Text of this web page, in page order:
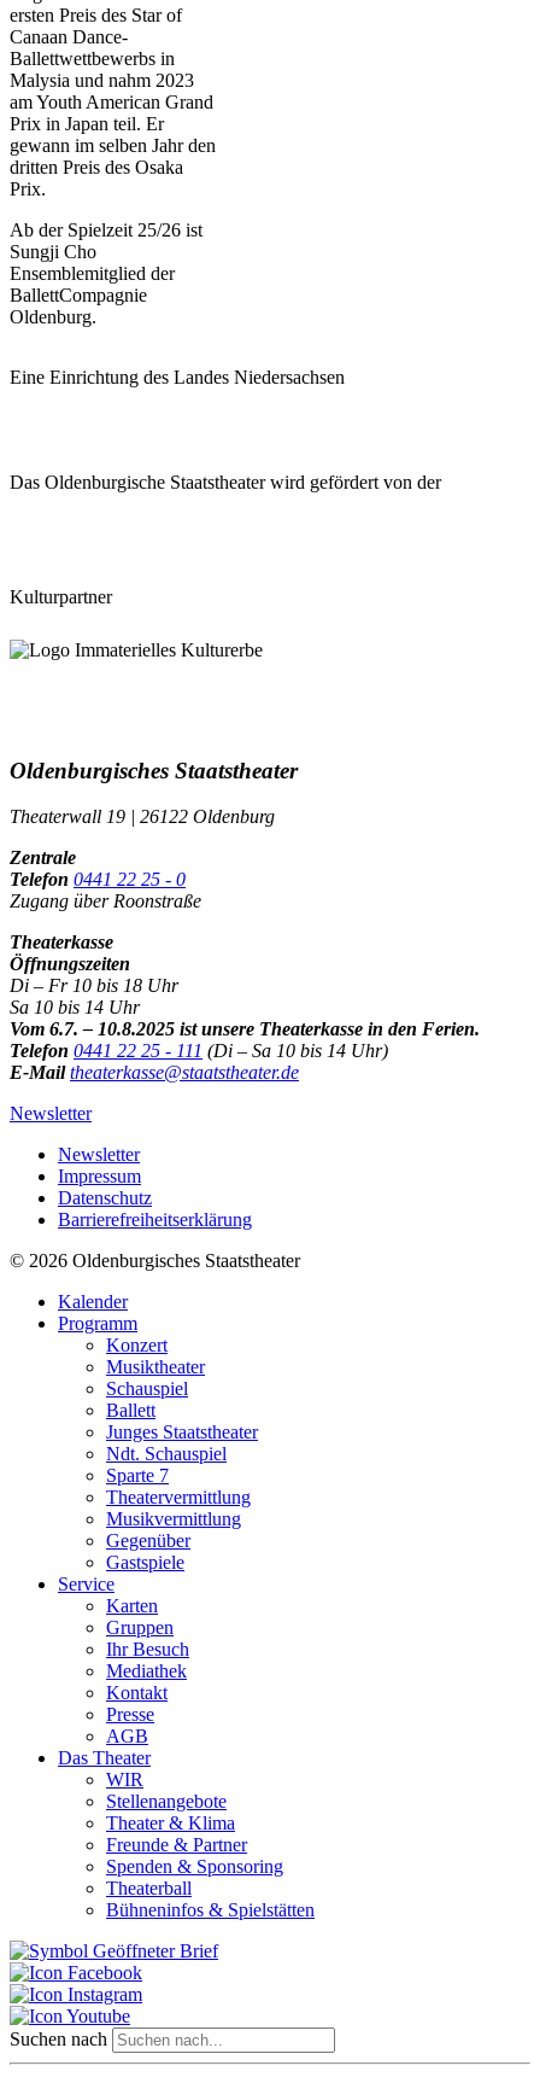
ersten Preis des Star of
Canaan Dance-
Ballettwettbewerbs in
Malysia und nahm 2023
am Youth American Grand
Prix in Japan teil. Er
gewann im selben Jahr den
dritten Preis des Osaka
Prix.
Ab der Spielzeit 25/26 ist
Sungji Cho
Ensemblemitglied der
BallettCompagnie
Oldenburg.
Eine Einrichtung des Landes Niedersachsen
Das Oldenburgische Staatstheater wird gefördert von der
Kulturpartner
Oldenburgisches Staatstheater
Theaterwall 19 | 26122 Oldenburg
Zentrale
Telefon 0441 22 25 - 0
Zugang über Roonstraße
Theaterkasse
Öffnungszeiten
Di – Fr 10 bis 18 Uhr
Sa 10 bis 14 Uhr
Vom 6.7. – 10.8.2025 ist unsere Theaterkasse in den Ferien.
Telefon 0441 22 25 - 111 (Di – Sa 10 bis 14 Uhr)
E-Mail theaterkasse@staatstheater.de
Newsletter
Newsletter
Impressum
Datenschutz
Barrierefreiheitserklärung
© 2026 Oldenburgisches Staatstheater
Kalender
Programm
Konzert
Musiktheater
Schauspiel
Ballett
Junges Staatstheater
Ndt. Schauspiel
Sparte 7
Theatervermittlung
Musikvermittlung
Gegenüber
Gastspiele
Service
Karten
Gruppen
Ihr Besuch
Mediathek
Kontakt
Presse
AGB
Das Theater
WIR
Stellenangebote
Theater & Klima
Freunde & Partner
Spenden & Sponsoring
Theaterball
Bühneninfos & Spielstätten
Suchen nach